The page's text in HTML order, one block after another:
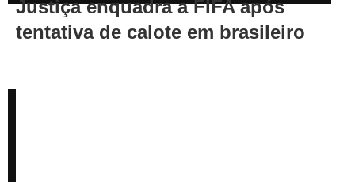
Justiça enquadra a FIFA após
tentativa de calote em brasileiro